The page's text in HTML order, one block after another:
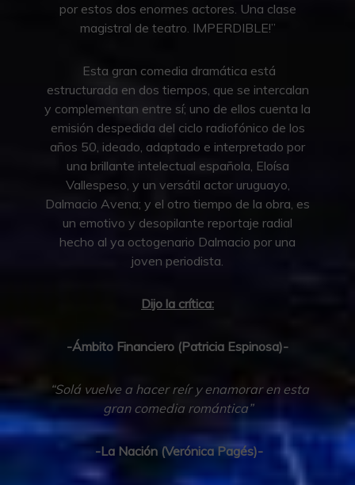
por estos dos enormes actores. Una clase
magistral de teatro. IMPERDIBLE!”
Esta gran comedia dramática está
estructurada en dos tiempos, que se intercalan
y complementan entre sí; uno de ellos cuenta la
emisión despedida del ciclo radiofónico de los
años 50, ideado, adaptado e interpretado por
una brillante intelectual española, Eloísa
Vallespeso, y un versátil actor uruguayo,
Dalmacio Avena; y el otro tiempo de la obra, es
un emotivo y desopilante reportaje radial
hecho al ya octogenario Dalmacio por una
joven periodista.
Dijo la crítica:
-Ámbito Financiero (Patricia Espinosa)-
“Solá vuelve a hacer reír y enamorar en esta
gran comedia romántica”
-La Nación (Verónica Pagés)-